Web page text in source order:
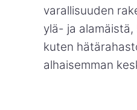
varallisuuden
ylä- ja
kuten
alhaisemman